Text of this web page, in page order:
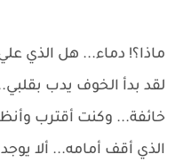
ماذا؟! دماء... هل الذي
لقد بدأ الخوف يدب
خائفة... وكنت أقترب
الذي أقف أمامه... ألا